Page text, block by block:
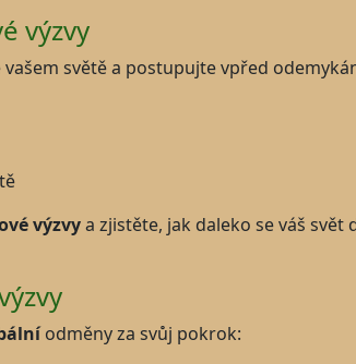
výzvy
vašem světě a postupujte vpřed
výzvya zjistěte, jak daleko se váš
odměny za svůj pokrok: